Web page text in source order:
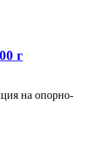
г
на опорно-